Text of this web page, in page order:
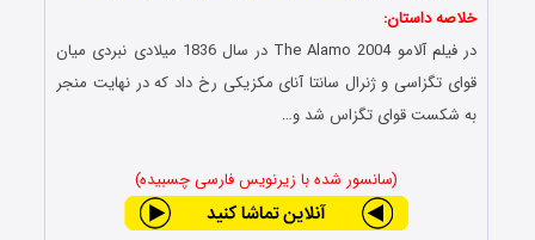
خلاصه داستان:
در فیلم آلامو The Alamo 2004 در سال 1836 میلادی نبردی میان
قوای تگزاسی و ژنرال سانتا آنای مکزیکی رخ داد که در نهایت منجر
به شکست قوای تگزاس شد و…
(سانسور شده با زیرنویس فارسی چسبیده)